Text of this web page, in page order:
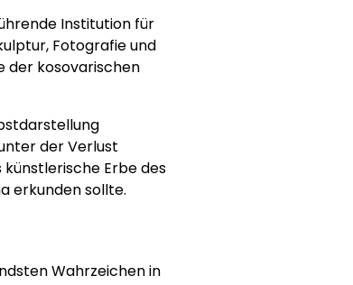
Institution für
Fotografie und
der kosovarischen
der Verlust
Erbe des
erkunden sollte.
Wahrzeichen in